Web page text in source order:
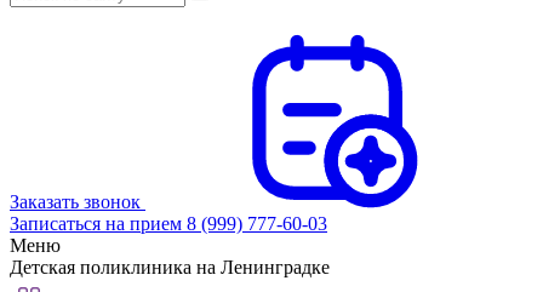
Заказать звонок
Записаться на прием 8 (999) 777-60-03
Меню
Детская поликлиника на Ленинградке